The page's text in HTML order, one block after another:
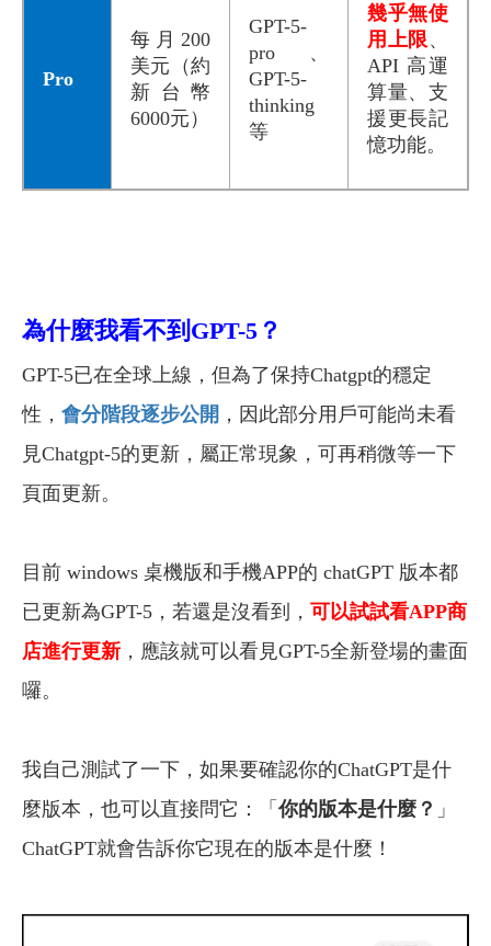
Pro
每月200
美元（約
新台幣
6000元）
GPT-5-
pro、
GPT-5-
thinking
等
幾乎無使
用上限 、
API 高運
算量、支
援更長記
憶功能。
為什麼我看不到GPT-5？
GPT-5已在全球上線，但為了保持Chatgpt的穩定
性， 會分階段逐步公開 ，因此部分用戶可能尚未看
見Chatgpt-5的更新，屬正常現象，可再稍微等一下
頁面更新。
目前 windows 桌機版和手機APP的 chatGPT 版本都
已更新為GPT-5，若還是沒看到， 可以試試看APP商
店進行更新 ，應該就可以看見GPT-5全新登場的畫面
囉。
我自己測試了一下，如果要確認你的ChatGPT是什
麼版本，也可以直接問它：「 你的版本是什麼？ 」
ChatGPT就會告訴你它現在的版本是什麼！